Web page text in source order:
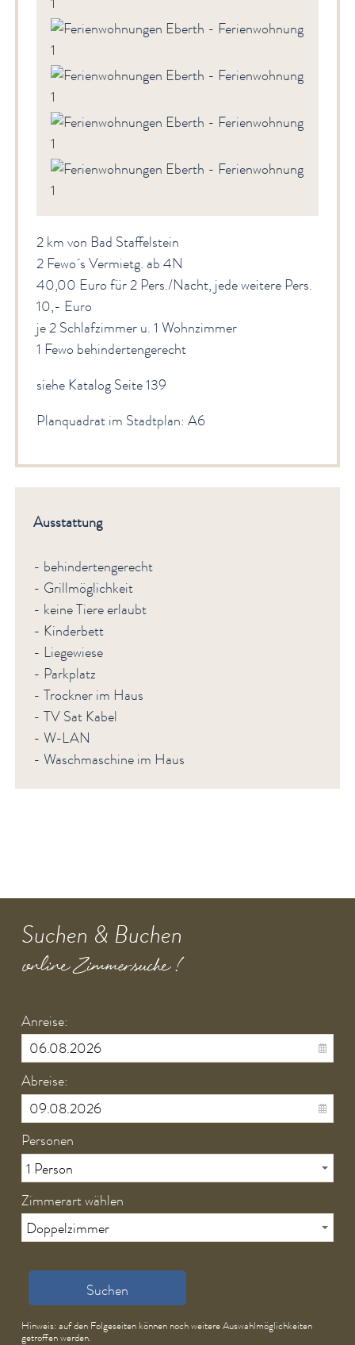
2 km von Bad Staffelstein
2 Fewo´s Vermietg. ab 4N
40,00 Euro für 2 Pers./Nacht, jede weitere Pers.
10,- Euro
je 2 Schlafzimmer u. 1 Wohnzimmer
1 Fewo behindertengerecht
siehe Katalog Seite 139
Planquadrat im Stadtplan: A6
Ausstattung
- behindertengerecht
- Grillmöglichkeit
- keine Tiere erlaubt
- Kinderbett
- Liegewiese
- Parkplatz
- Trockner im Haus
- TV Sat Kabel
- W-LAN
- Waschmaschine im Haus
Suchen & Buchen
online Zimmersuche !
Anreise:
Abreise:
Personen
Zimmerart wählen
Suchen
Hinweis: auf den Folgeseiten können noch weitere Auswahlmöglichkeiten
getroffen werden.